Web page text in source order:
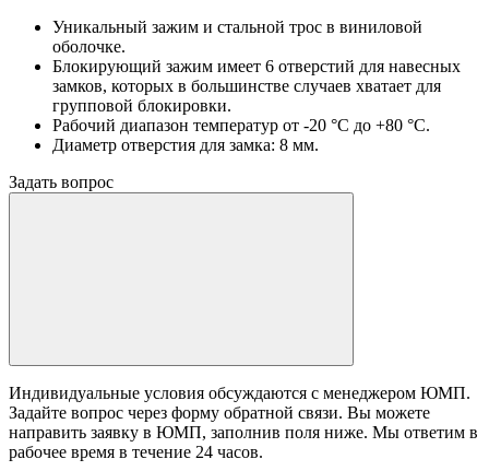
Уникальный зажим и стальной трос в виниловой
оболочке.
Блокирующий зажим имеет 6 отверстий для навесных
замков, которых в большинстве случаев хватает для
групповой блокировки.
Рабочий диапазон температур от -20 °C до +80 °C.
Диаметр отверстия для замка: 8 мм.
Задать вопрос
Индивидуальные условия обсуждаются с менеджером ЮМП.
Задайте вопрос через форму обратной связи. Вы можете
направить заявку в ЮМП, заполнив поля ниже. Mы ответим в
рабочее время в течение 24 часов.